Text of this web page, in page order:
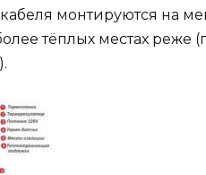
монтируются на
тёплых местах